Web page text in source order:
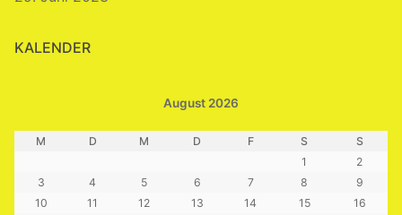
KALENDER
August 2026
M D M D F S
S
1
2
3
4 5 6 7 8
9
10
11 12 13 14 15
16